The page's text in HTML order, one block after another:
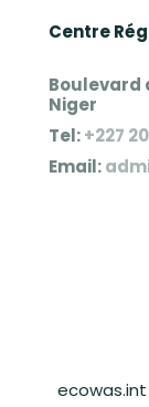
Centre
Boulevard
Niger
Tel:+227
Email:
Pied de
ecowas.int